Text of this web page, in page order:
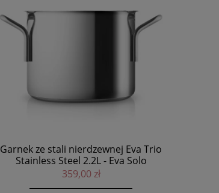
Rondel Saute Eva Trio Stainless Steel
1.3L stal nierdzewna - Eva Solo
309,00 zł